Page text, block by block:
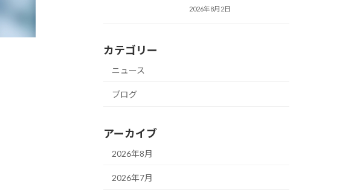
2026年8月2日
カテゴリー
ニュース
ブログ
アーカイブ
2026年8月
2026年7月